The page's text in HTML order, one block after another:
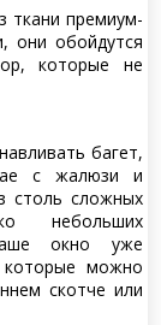
ткани премиум-
они обойдутся
которые не
багет,
с жалюзи и
столь сложных
небольших
окно уже
можно
скотче или